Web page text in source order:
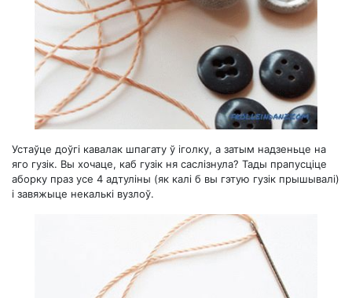
Устаўце доўгі кавалак шпагату ў іголку, а затым надзеньце на
яго гузік. Вы хочаце, каб гузік ня саслізнула? Тады прапусціце
аборку праз усе 4 адтуліны (як калі б вы гэтую гузік прышывалі)
і завяжыце некалькі вузлоў.